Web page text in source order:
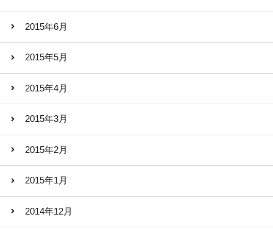
2015年6月
2015年5月
2015年4月
2015年3月
2015年2月
2015年1月
2014年12月